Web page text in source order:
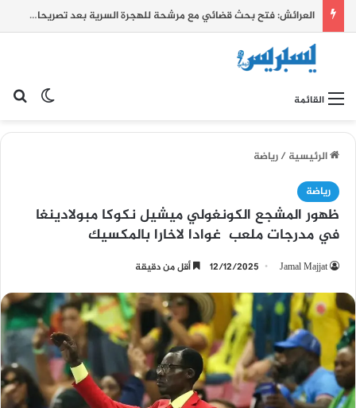
العرائش: فتح بحث قضائي مع مرشحة للهجرة السرية بعد تصريحات زائفة واتهامات كيدية بشأن أحداث الفنيدق وسبتة
القائمة
الرئيسية/رياضة
رياضة
ظهور المشجع الكونغولي ميشيل نكوكا مبولادينغا
في مدرجات ملعب غوادا لاخارا بالمكسيك
Jamal Majjat
12/12/2025 أقل من دقيقة